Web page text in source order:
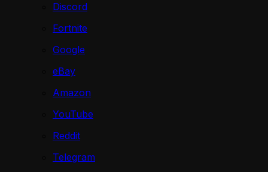
Discord
Fortnite
Google
eBay
Amazon
YouTube
Reddit
Telegram